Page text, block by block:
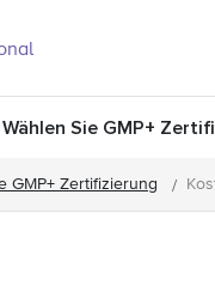
Wählen Sie GMP+
GMP+ Zertifizierung